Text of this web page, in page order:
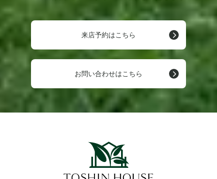
来店予約はこちら
お問い合わせはこちら